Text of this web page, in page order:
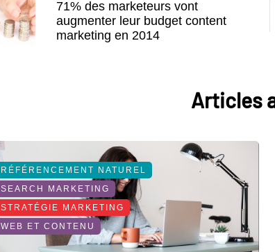
71% des marketeurs vont
augmenter leur budget content
marketing en 2014
Articles
RÉFÉRENCEMENT NATUREL
SEARCH MARKETING
STRATÉGIE MARKETING
WEB ET CONTENU